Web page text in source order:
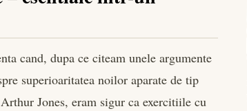
cand, dupa ce citeam unele argumente
superioaritatea noilor aparate de tip
Jones, eram sigur ca exercitiile cu